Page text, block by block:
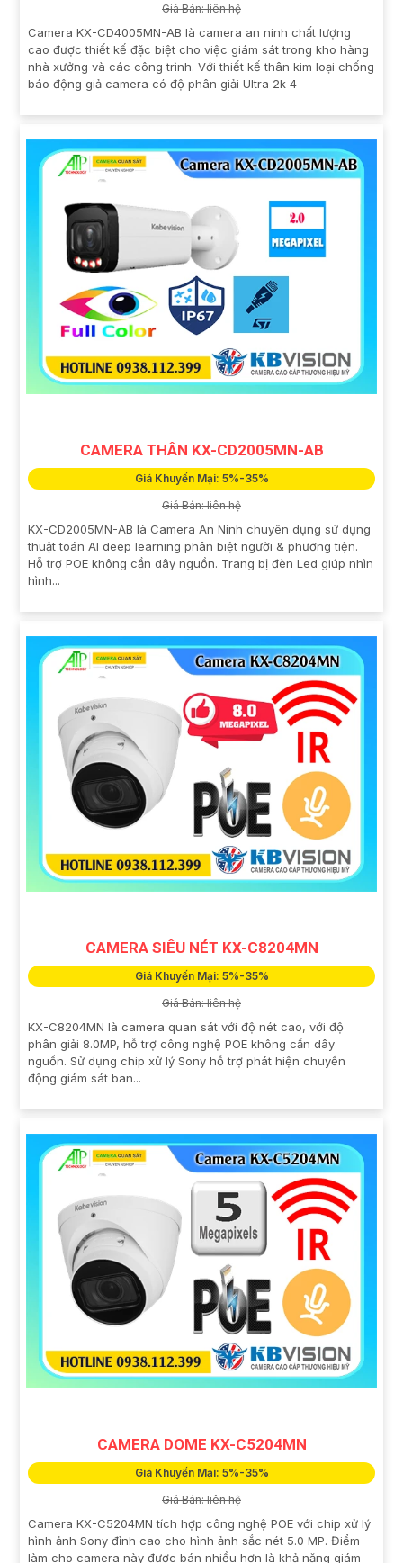
Giá Bán: liên hệ
Camera KX-CD4005MN-AB là camera an ninh chất lượng
cao được thiết kế đặc biệt cho việc giám sát trong kho hàng
nhà xưởng và các công trình. Với thiết kế thân kim loại chống
báo động giả camera có độ phân giải Ultra 2k 4
CAMERA THÂN KX-CD2005MN-AB
Giá Khuyến Mại: 5%-35%
Giá Bán: liên hệ
KX-CD2005MN-AB là Camera An Ninh chuyên dụng sử dụng
thuật toán AI deep learning phân biệt người & phương tiện.
Hỗ trợ POE không cần dây nguồn. Trang bị đèn Led giúp nhìn
hình...
CAMERA SIÊU NÉT KX-C8204MN
Giá Khuyến Mại: 5%-35%
Giá Bán: liên hệ
KX-C8204MN là camera quan sát với độ nét cao, với độ
phân giải 8.0MP, hỗ trợ công nghệ POE không cần dây
nguồn. Sử dụng chip xử lý Sony hỗ trợ phát hiện chuyển
động giám sát ban...
CAMERA DOME KX-C5204MN
Giá Khuyến Mại: 5%-35%
Giá Bán: liên hệ
Camera KX-C5204MN tích hợp công nghệ POE với chip xử lý
hình ảnh Sony đỉnh cao cho hình ảnh sắc nét 5.0 MP. Điểm
làm cho camera này được bán nhiều hơn là khả năng giám